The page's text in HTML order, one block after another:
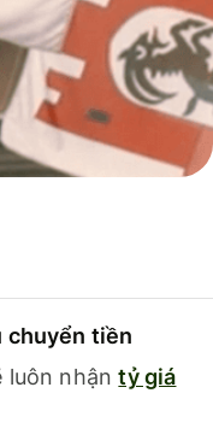
chuyển tiền
luôn nhậntỷ giá